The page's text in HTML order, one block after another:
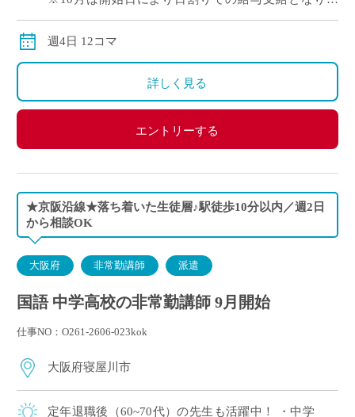
交通費別途交通費全額
週4日 12コマ
詳しく見る
エントリーする
★京阪沿線★落ち着いた生徒層♪駅徒歩10分以内／週2日
から相談OK
大阪府 非常勤講師 派遣
国語 中学高校の非常勤講師 9月開始
仕事NO：O261-2606-023kok
大阪府寝屋川市
定年退職後（60~70代）の先生も活躍中！ ・中学